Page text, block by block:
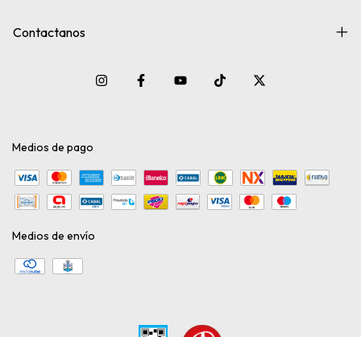
Contactanos
Medios de pago
Medios de envío